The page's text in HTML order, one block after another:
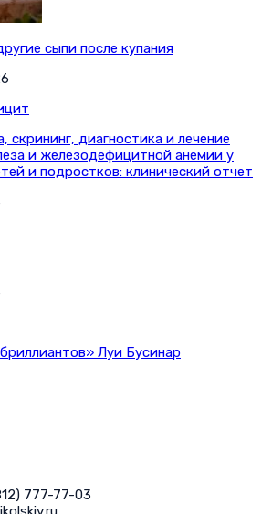
сыпи после купания
скрининг, диагностика и лечение
и железодефицитной анемии у
и подростков: клинический отчет
Луи Бусинар
777-77-03